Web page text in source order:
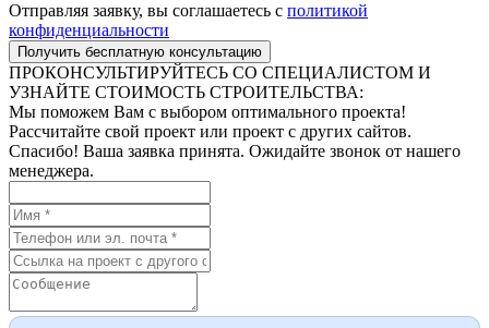
Отправляя заявку, вы соглашаетесь с политикой
конфиденциальности
ПРОКОНСУЛЬТИРУЙТЕСЬ СО СПЕЦИАЛИСТОМ И
УЗНАЙТЕ СТОИМОСТЬ СТРОИТЕЛЬСТВА:
Мы поможем Вам с выбором оптимального проекта!
Рассчитайте свой проект или проект с других сайтов.
Спасибо! Ваша заявка принята. Ожидайте звонок от нашего
менеджера.